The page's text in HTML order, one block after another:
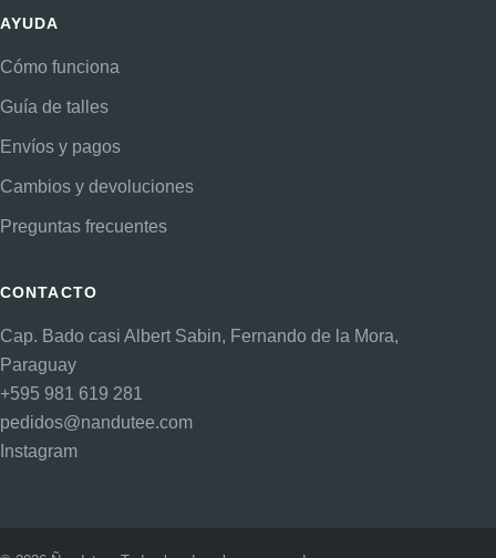
AYUDA
Cómo funciona
Guía de talles
Envíos y pagos
Cambios y devoluciones
Preguntas frecuentes
CONTACTO
Cap. Bado casi Albert Sabin, Fernando de la Mora,
Paraguay
+595 981 619 281
pedidos@nandutee.com
Instagram